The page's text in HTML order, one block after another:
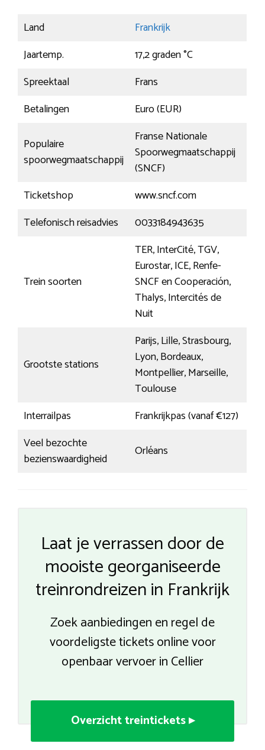
Land
Frankrijk
Jaartemp.
17,2 graden °C
Spreektaal
Frans
Betalingen
Euro (EUR)
Populaire
spoorwegmaatschappij
Franse Nationale
Spoorwegmaatschappij
(SNCF)
Ticketshop
www.sncf.com
Telefonisch reisadvies
0033184943635
Trein soorten
TER, InterCité, TGV,
Eurostar, ICE, Renfe-
SNCF en Cooperación,
Thalys, Intercités de
Nuit
Grootste stations
Parijs, Lille, Strasbourg,
Lyon, Bordeaux,
Montpellier, Marseille,
Toulouse
Interrailpas
Frankrijkpas (vanaf €127)
Veel bezochte
bezienswaardigheid
Orléans
Laat je verrassen door de
mooiste georganiseerde
treinrondreizen in Frankrijk
Zoek aanbiedingen en regel de
voordeligste tickets online voor
openbaar vervoer in Cellier
Overzicht treintickets ▸